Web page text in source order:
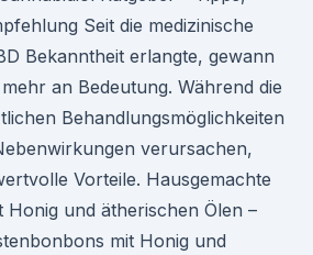
Seit die medizinische
Bekanntheit erlangte, gewann
an Bedeutung. Während die
Behandlungsmöglichkeiten
verursachen,
Vorteile. Hausgemachte
und ätherischen Ölen –
mit Honig und